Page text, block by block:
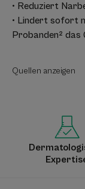
• Reduziert
• Lindert sofort
Probanden² das
Quellen anzeigen